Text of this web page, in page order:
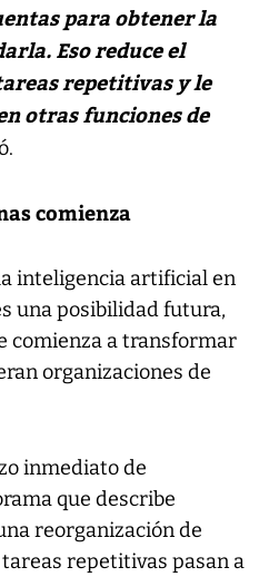
para obtener la
Eso reduce el
repetitivas y le
otras funciones de
comienza
inteligencia artificial en
una posibilidad futura,
comienza a transformar
organizaciones de
inmediato de
que describe
reorganización de
repetitivas pasan a